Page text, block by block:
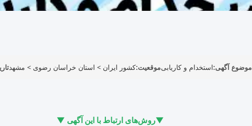
موضوع آگهی:استخدام و کاریابیموقعیت:کشور ایران > استان خراسان رضوی > مشهد
▼روش‌های ارتباط با این آگهی ▼